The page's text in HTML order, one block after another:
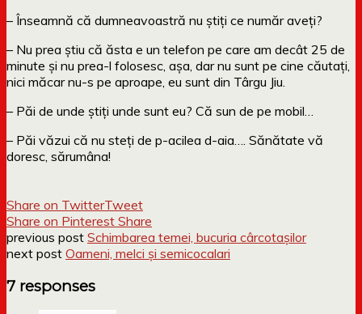
– Înseamnă că dumneavoastră nu știți ce număr aveți?
– Nu prea știu că ăsta e un telefon pe care am decât 25 de
minute și nu prea-l folosesc, așa, dar nu sunt pe cine căutați,
nici măcar nu-s pe aproape, eu sunt din Târgu Jiu.
– Păi de unde știți unde sunt eu? Că sun de pe mobil…
– Păi văzui că nu steți de p-acilea d-aia…. Sănătate vă
doresc, sărumâna!
Share on TwitterTweet
Share on Pinterest Share
previous post Schimbarea temei, bucuria cârcotașilor
next post Oameni, melci și semicocalari
7 responses